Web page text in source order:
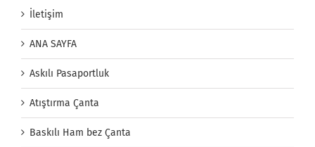
İletişim
ANA SAYFA
Askılı Pasaportluk
Atıştırma Çanta
Baskılı Ham bez Çanta